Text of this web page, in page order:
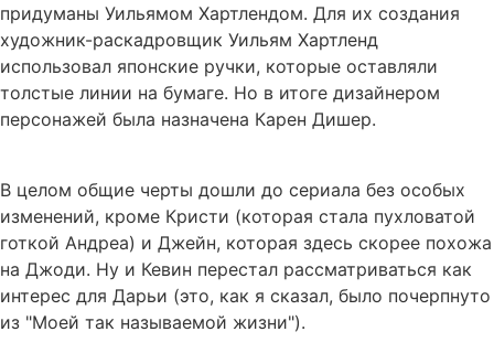
придуманы Уильямом Хартлендом. Для их создания
художник-раскадровщик Уильям Хартленд
использовал японские ручки, которые оставляли
толстые линии на бумаге. Но в итоге дизайнером
персонажей была назначена Карен Дишер.
В целом общие черты дошли до сериала без особых
изменений, кроме Кристи (которая стала пухловатой
готкой Андреа) и Джейн, которая здесь скорее похожа
на Джоди. Ну и Кевин перестал рассматриваться как
интерес для Дарьи (это, как я сказал, было почерпнуто
из "Моей так называемой жизни").